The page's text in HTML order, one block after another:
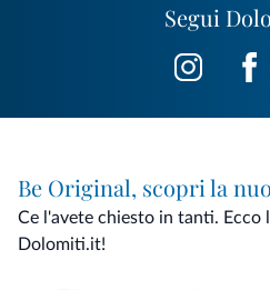
Segui
Be Original, scopri la
Ce l'avete chiesto in tanti. Ecco
Dolomiti.it!